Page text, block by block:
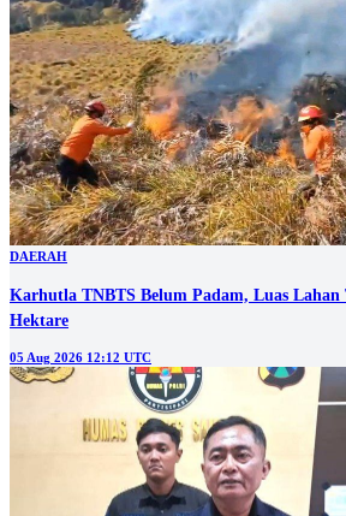
DAERAH
Karhutla TNBTS Belum Padam, Luas Lahan
Hektare
05 Aug 2026 12:12 UTC